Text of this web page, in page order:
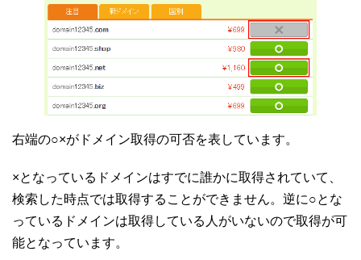
右端の○×がドメイン取得の可否を表しています。
×となっているドメインはすでに誰かに取得されていて、
検索した時点では取得することができません。逆に○とな
っているドメインは取得している人がいないので取得が可
能となっています。